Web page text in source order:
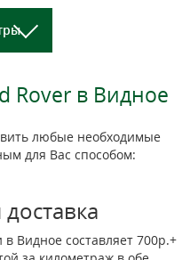
Rover в Видное
любые необходимые
для Вас способом:
в Видное составляет 700р.+